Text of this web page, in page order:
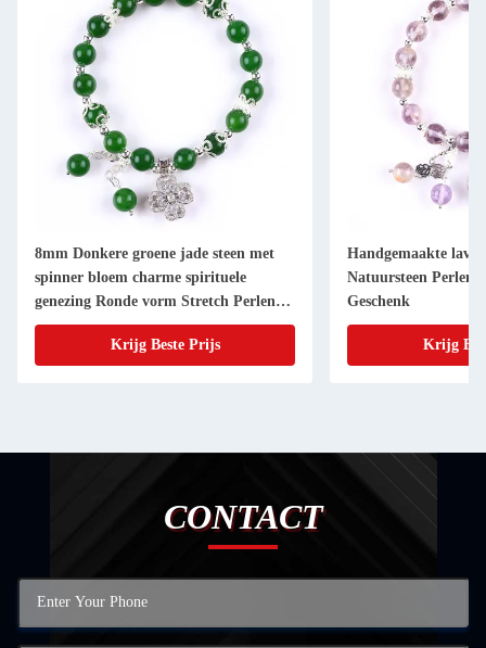
8mm Donkere groene jade steen met
spinner bloem charme spirituele
genezing Ronde vorm Stretch Perlen
Armband
Krijg Beste Prijs
Handgemaakte
Natuursteen Perlen
Geschenk
Krijg
CONTACT